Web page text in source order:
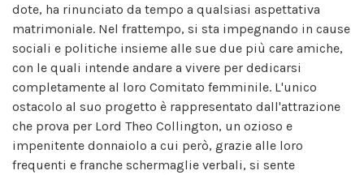
dote, ha rinunciato da tempo a qualsiasi aspettativa
matrimoniale. Nel frattempo, si sta impegnando in cause
sociali e politiche insieme alle sue due più care amiche,
con le quali intende andare a vivere per dedicarsi
completamente al loro Comitato femminile. L'unico
ostacolo al suo progetto è rappresentato dall'attrazione
che prova per Lord Theo Collington, un ozioso e
impenitente donnaiolo a cui però, grazie alle loro
frequenti e franche schermaglie verbali, si sente